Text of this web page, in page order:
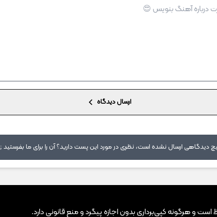
ارسال دیدگاه
دیدگاهی ارسال نشده است، نظری در مورد این پست دارید؟ آن را برای ما بفرستید
و هرگونه کپی‌برداری بدون اجازه پیگرد و منع قانونی دارد.